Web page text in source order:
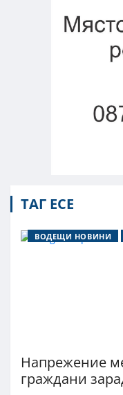
ТАГ ЕСЕ
ВОДЕЩИ НОВИНИ
Напрежение
граждани